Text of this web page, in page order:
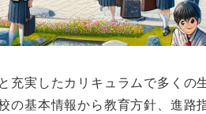
充実したカリキュラムで多くの
の基本情報から教育方針、進路